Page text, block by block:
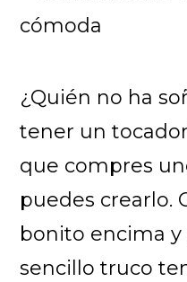
¿Quién no ha
tener un
que compres
puedes crearlo.
bonito encima y
sencillo truco